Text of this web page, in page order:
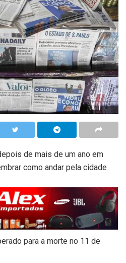
de mais de um ano em
como andar pela cidade
para a morte no 11 de